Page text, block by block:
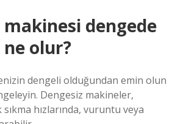
makinesi dengede
olur?
dengeli olduğundan emin olun
Dengesiz makineler,
hızlarında, vuruntu veya